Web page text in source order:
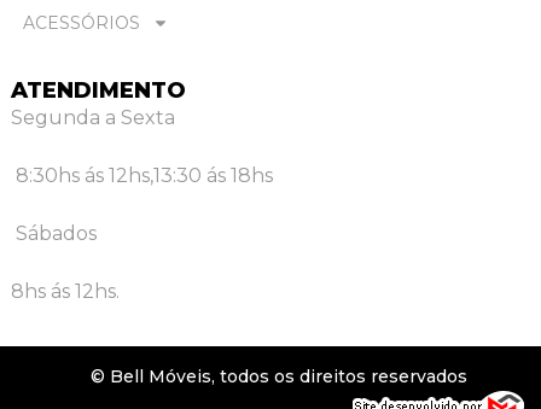
ACESSÓRIOS
ATENDIMENTO
Segunda a Sexta
8:30hs ás 12hs,13:30 ás 18hs
Sábados
8hs ás 12hs.
© Bell Móveis, todos os direitos reservados